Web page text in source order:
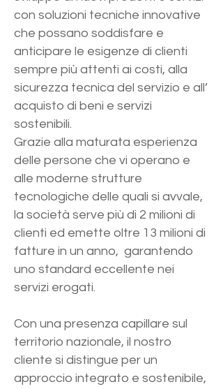
con soluzioni tecniche innovative
che possano soddisfare e
anticipare le esigenze di clienti
sempre più attenti ai costi, alla
sicurezza tecnica del servizio e all’
acquisto di beni e servizi
sostenibili.
Grazie alla maturata esperienza
delle persone che vi operano e
alle moderne strutture
tecnologiche delle quali si avvale,
la società serve più di 2 milioni di
clienti ed emette oltre 13 milioni di
fatture in un anno, garantendo
uno standard eccellente nei
servizi erogati.
Con una presenza capillare sul
territorio nazionale, il nostro
cliente si distingue per un
approccio integrato e sostenibile,